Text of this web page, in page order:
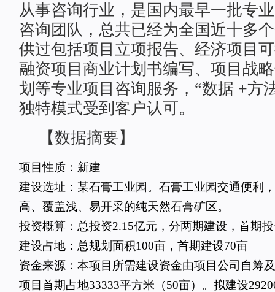
从事咨询行业，是国内最早一批专
咨询团队，总共已经为全国近十多
供过包括项目立项报告、经济项目
融资项目商业计划书编写、项目战
划等专业项目咨询服务，“数据 +方
独特模式受到客户认可。
【数据摘要】
项目性质：新建
建设选址：某石膏工业园。石膏工业园交通便利
高、覆盖浅、易开采的纯天然石膏矿区。
投资概算：总投资2.15亿元，分两期建设，首期
建设占地：总规划面积100亩，首期建设70亩
资金来源：本项目所需建设资金由项目公司自筹
项目首期占地33333平方米（50亩）。拟建设